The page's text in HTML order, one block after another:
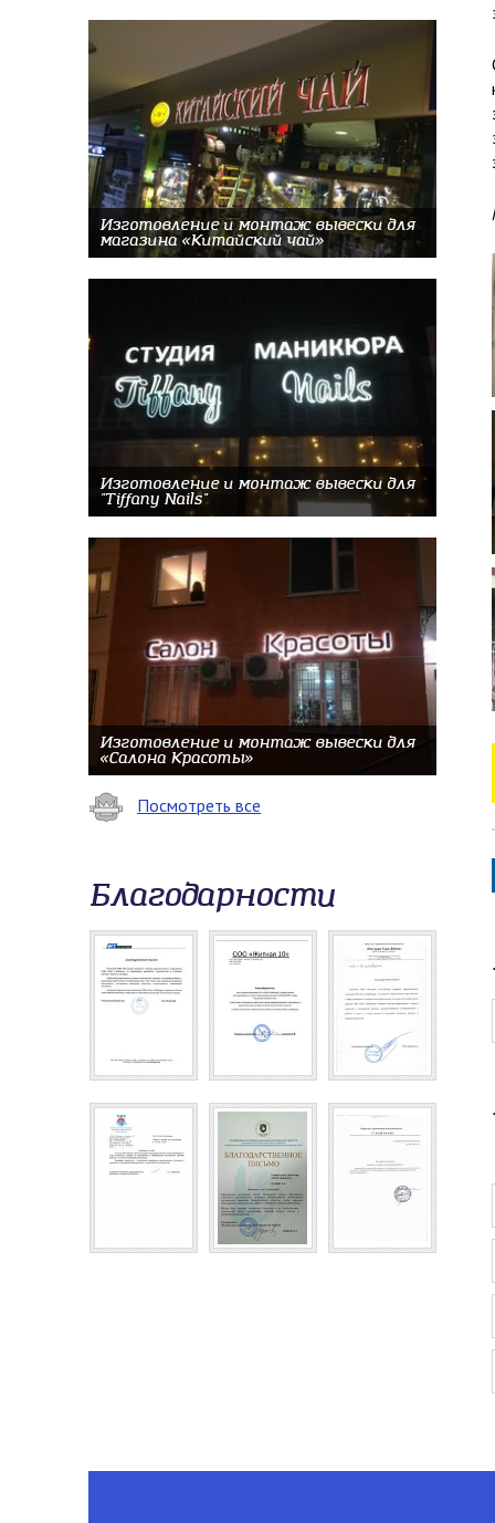
Изготовление и монтаж вывески для
магазина «Китайский чай»
Изготовление и монтаж вывески для
"Tiffany Nails"
Изготовление и монтаж вывески для
«Салона Красоты»
Посмотреть все
Благодарности